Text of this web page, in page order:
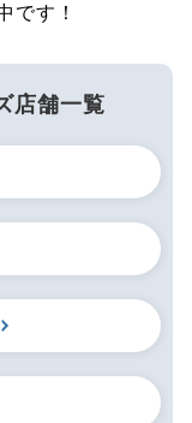
です！
店舗一覧